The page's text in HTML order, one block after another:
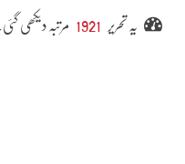
یہ تحریر 1921 مرتبہ دیکھی گئی۔